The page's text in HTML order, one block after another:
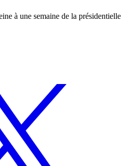
à une semaine de la présidentielle